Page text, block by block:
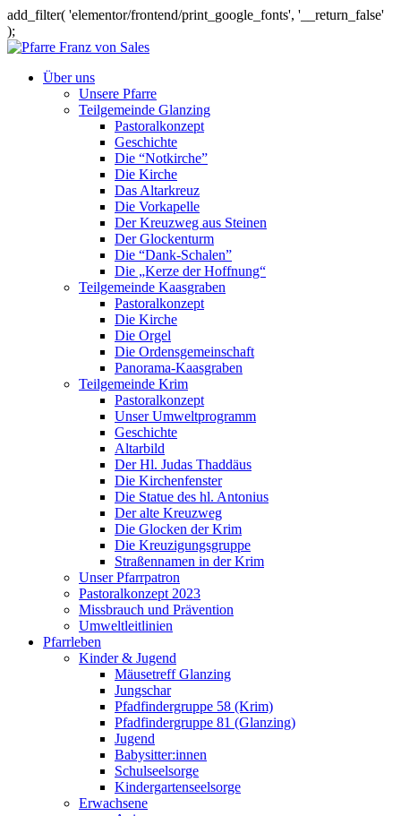
add_filter( 'elementor/frontend/print_google_fonts', '__return_false'
);
Über uns
Unsere Pfarre
Teilgemeinde Glanzing
Pastoralkonzept
Geschichte
Die “Notkirche”
Die Kirche
Das Altarkreuz
Die Vorkapelle
Der Kreuzweg aus Steinen
Der Glockenturm
Die “Dank-Schalen”
Die „Kerze der Hoffnung“
Teilgemeinde Kaasgraben
Pastoralkonzept
Die Kirche
Die Orgel
Die Ordensgemeinschaft
Panorama-Kaasgraben
Teilgemeinde Krim
Pastoralkonzept
Unser Umweltprogramm
Geschichte
Altarbild
Der Hl. Judas Thaddäus
Die Kirchenfenster
Die Statue des hl. Antonius
Der alte Kreuzweg
Die Glocken der Krim
Die Kreuzigungsgruppe
Straßennamen in der Krim
Unser Pfarrpatron
Pastoralkonzept 2023
Missbrauch und Prävention
Umweltleitlinien
Pfarrleben
Kinder & Jugend
Mäusetreff Glanzing
Jungschar
Pfadfindergruppe 58 (Krim)
Pfadfindergruppe 81 (Glanzing)
Jugend
Babysitter:innen
Schulseelsorge
Kindergartenseelsorge
Erwachsene